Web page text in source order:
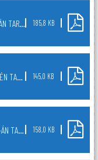
KÉPVISELŐ-TESTÜLETI DÖNTÉSEK A 2025.09.16-ÁN TARTOTT NYÍLT TESTÜLETI ÜLÉSRŐL 185,8 KB
KÉPVISELŐ-TESTÜLETI DÖNTÉSEK A 2025.09.04-ÉN TARTOTT NYÍLT TESTÜLETI ÜLÉSRŐL 145,0 KB
KÉPVISELŐ-TESTÜLETI DÖNTÉSEK A 2025.08.26-ÁN TARTOTT NYÍLT TESTÜLETI ÜLÉSRŐL 158,0 KB